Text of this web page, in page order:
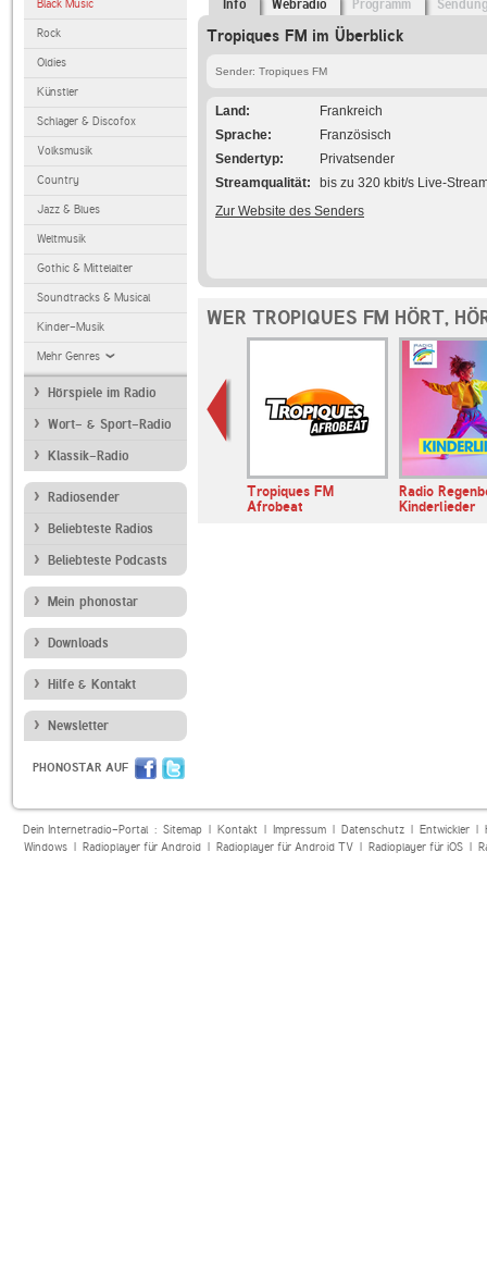
Black Music
Rock
Oldies
Künstler
Schlager & Discofox
Volksmusik
Country
Jazz & Blues
Weltmusik
Gothic & Mittelalter
Soundtracks & Musical
Kinder-Musik
Mehr Genres
Hörspiele im Radio
Wort- & Sport-Radio
Klassik-Radio
Radiosender
Beliebteste Radios
Beliebteste Podcasts
Mein phonostar
Downloads
Hilfe & Kontakt
Newsletter
PHONOSTAR AUF
Info Webradio Programm
Tropiques FM im Überblick
Sender: Tropiques FM
Land
Frankreich
Sprache
Französisch
Sendertyp
Privatsender
Streamqualität
bis zu 320 kbit/s Live-
Zur Website des Senders
WER TROPIQUES FM HÖRT,
Pop
Deutschlandfunk
Kultur
Tropiques FM
Afrobeat
Radio
Kinderlieder
Dein Internetradio-Portal : Sitemap| Kontakt| Impressum| Datenschutz| Entwickler|
Windows| Radioplayer für Android| Radioplayer für Android TV| Radioplayer für iOS|